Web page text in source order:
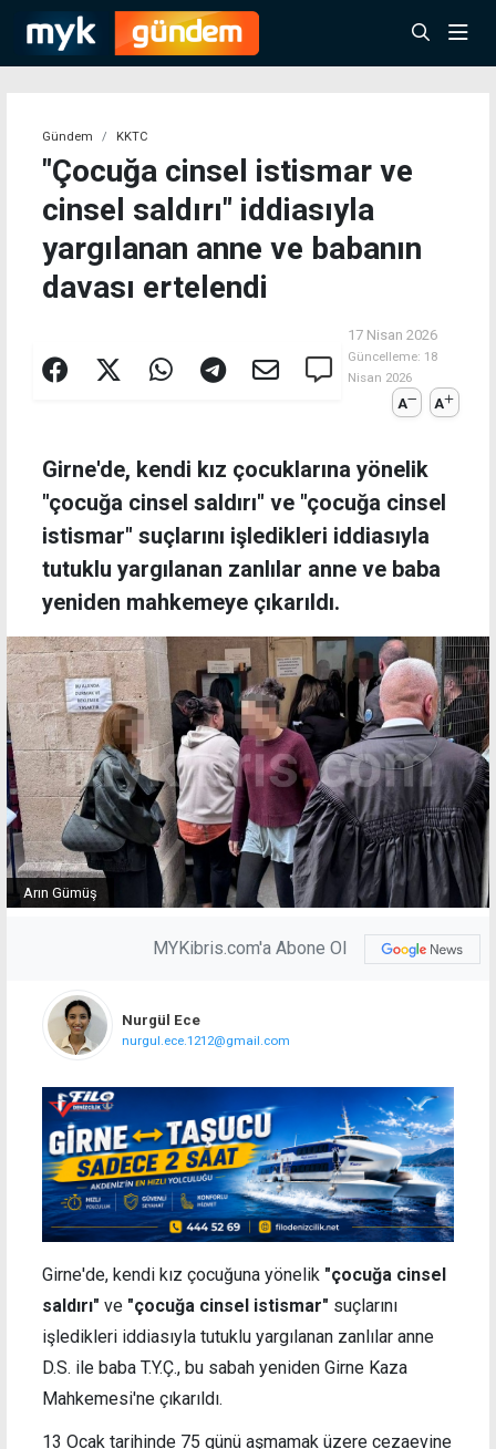
Gündem KKTC
"Çocuğa cinsel istismar ve
cinsel saldırı" iddiasıyla
yargılanan anne ve babanın
davası ertelendi
17 Nisan 2026
Güncelleme: 18
Nisan 2026
A A
Girne'de, kendi kız çocuklarına yönelik
"çocuğa cinsel saldırı" ve "çocuğa cinsel
istismar" suçlarını işledikleri iddiasıyla
tutuklu yargılanan zanlılar anne ve baba
yeniden mahkemeye çıkarıldı.
Arın Gümüş
MYKibris.com'a Abone Ol
Nurgül Ece
nurgul.ece.1212@gmail.com
Girne'de, kendi kız çocuğuna yönelik "çocuğa cinsel
saldırı" ve "çocuğa cinsel istismar" suçlarını
işledikleri iddiasıyla tutuklu yargılanan zanlılar anne
D.S. ile baba T.Y.Ç., bu sabah yeniden Girne Kaza
Mahkemesi'ne çıkarıldı.
13 Ocak tarihinde 75 günü aşmamak üzere cezaevine